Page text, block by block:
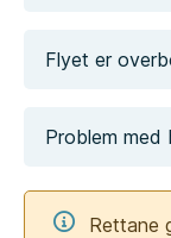
Flyet er
Problem med
Rettane